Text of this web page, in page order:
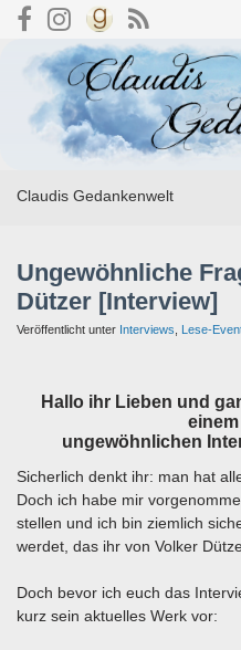
Search for:
Claudis Gedankenwelt
Ungewöhnliche
Dützer [Interview]
Veröffentlicht unter Interviews, Lese-
Hallo ihr Lieben und
ungewöhnlichen
Sicherlich denkt ihr: man hat
Doch ich habe mir
stellen und ich bin ziemlich
werdet, das ihr von Volker
Doch bevor ich euch das
kurz sein aktuelles Werk vor: